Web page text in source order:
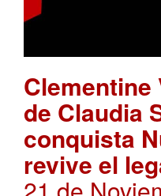
Clementine
de Claudia
conquista
revive el